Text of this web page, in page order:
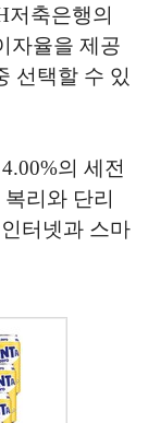
축은행의
자율을 제공
선택할 수 있
의 세전
리와 단리
터넷과 스마